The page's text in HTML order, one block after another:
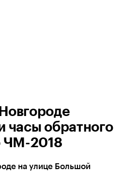
часы обратного
ЧМ-2018
на улице Большой